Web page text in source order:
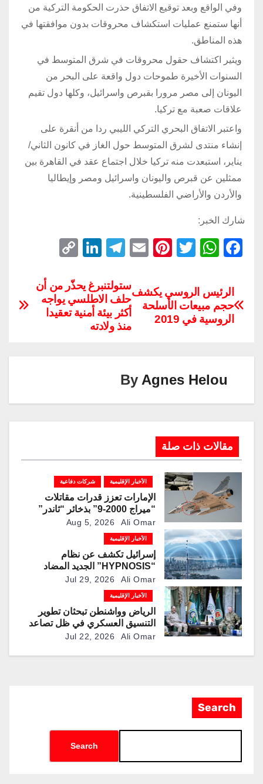
وفي الواقع وبعد توقيع الاتفاق حذرت الحكومة التركية من
أنها ستمنع عمليات استكشاف محروقات بدون موافقتها في
هذه المناطق.
ويثير اكتشاف حقول محروقات في شرق المتوسط في
السنوات الأخيرة طموحات دول واقعة على البحر من
اليونان إلى مصر مرورا بقبرص واسرائيل، وكلها دول تقيم
علاقات صعبة مع تركيا.
واعتبر الاتفاق البحري التركي الليبي ردا من أنقرة على
إنشاء منتدى لشرق المتوسط حول الغاز في كانون الثاني/
يناير، استبعدت منه تركيا خلال اجتماع عقد في القاهرة بين
ممثلين عن قبرص واليونان واسرائيل ومصر وإيطاليا
والأردن والأراضي الفلسطينية.
شارك الخبر:
F
c
e
b
k
W
at
s
A
T
er
Pi
er
e
E
ail
T
e
gr
a
Li
k
e
dI
p
y
Li
ستولتنبرغ يحذّر من أن
حلف الاطلسي يواجه
أكثر بيئة أمنية تعقيدا
منذ ولادته
الرئيس الروسي يكشف
حجم مبيعات الأسلحة
الروسية في 2019
By Agnes Helou
مقالات ذات صلة
الأخبار الإقليمية شركات دفاعية
الإمارات تعزز قدرات مقاتلات
“ميراج 2000-9” بذخائر “ثاندر”
الذكية المطورة محليًا
Aug 5, 2026 Ali Omar
الأخبار الإقليمية
إسرائيل تكشف عن نظام
“HYPNOSIS” الجديد المضاد
للمسيرات
Jul 29, 2026 Ali Omar
الأخبار الإقليمية
الرياض وواشنطن تبحثان تطوير
التنسيق العسكري في ظل تصاعد
التوترات الإقليميةJul 22, 2026 Ali Omar
Search
Search